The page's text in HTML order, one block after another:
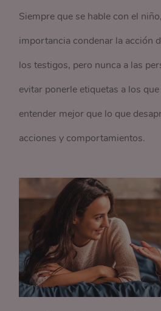
Siempre que se hable con el
importancia condenar la acción
los testigos, pero nunca a las
evitar ponerle etiquetas a los
entender mejor que lo que
acciones y comportamientos.